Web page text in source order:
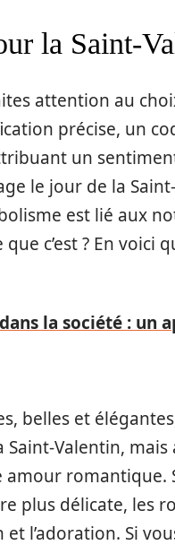
la Saint-
attention au
précise, un
un
le jour de la
est lié aux
c’est ? En voici
la société : un
belles et
Saint-Valentin,
romantique.
plus délicate, les
l’adoration. Si